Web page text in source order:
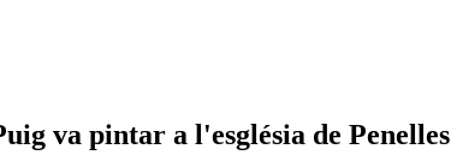
va pintar a l'església de Penelles